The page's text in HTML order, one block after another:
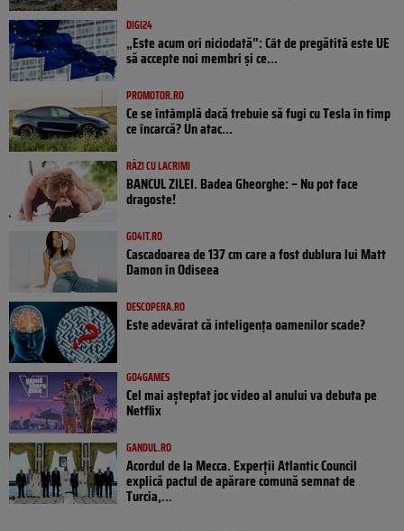
DIGI24
„Este acum ori niciodată”: Cât de pregătită este UE
să accepte noi membri și ce...
PROMOTOR.RO
Ce se întâmplă dacă trebuie să fugi cu Tesla în timp
ce încarcă? Un atac...
RÂZI CU LACRIMI
BANCUL ZILEI. Badea Gheorghe: – Nu pot face
dragoste!
GO4IT.RO
Cascadoarea de 137 cm care a fost dublura lui Matt
Damon în Odiseea
DESCOPERA.RO
Este adevărat că inteligența oamenilor scade?
GO4GAMES
Cel mai așteptat joc video al anului va debuta pe
Netflix
GANDUL.RO
Acordul de la Mecca. Experții Atlantic Council
explică pactul de apărare comună semnat de
Turcia,...